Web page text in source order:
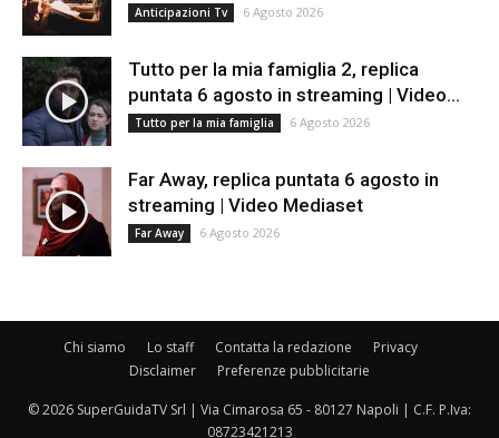
Anticipazioni Tv 6 Agosto 2026
Tutto per la mia famiglia 2, replica
puntata 6 agosto in streaming | Video...
Tutto per la mia famiglia 6 Agosto 2026
Far Away, replica puntata 6 agosto in
streaming | Video Mediaset
Far Away 6 Agosto 2026
Chi siamo Lo staff Contatta la redazione
Privacy
Disclaimer
Preferenze pubblicitarie
© 2026 SuperGuidaTV Srl | Via Cimarosa 65 - 80127 Napoli | C.F. P.Iva:
08723421213